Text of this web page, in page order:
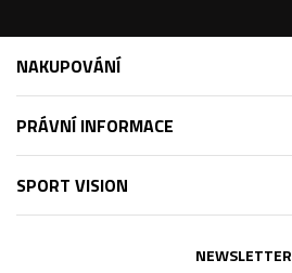
NAKUPOVÁNÍ
PRÁVNÍ INFORMACE
SPORT VISION
NEWSLETTER